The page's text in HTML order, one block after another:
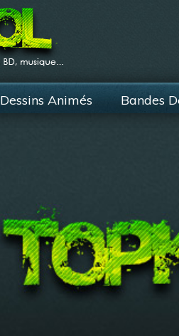
Dessins Animés Bandes